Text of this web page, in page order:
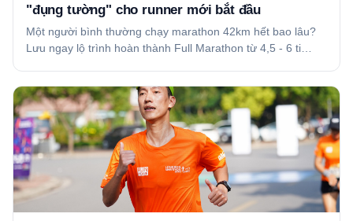
"đụng tường" cho runner mới bắt đầu
Một người bình thường chạy marathon 42km hết bao lâu?
Lưu ngay lộ trình hoàn thành Full Marathon từ 4,5 - 6 ti…